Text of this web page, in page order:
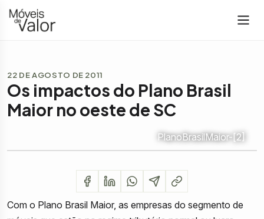
22 DE AGOSTO DE 2011
Os impactos do Plano Brasil
Maior no oeste de SC
PlanoBrasilMaior-[2]
Com o Plano Brasil Maior, as empresas do segmento de